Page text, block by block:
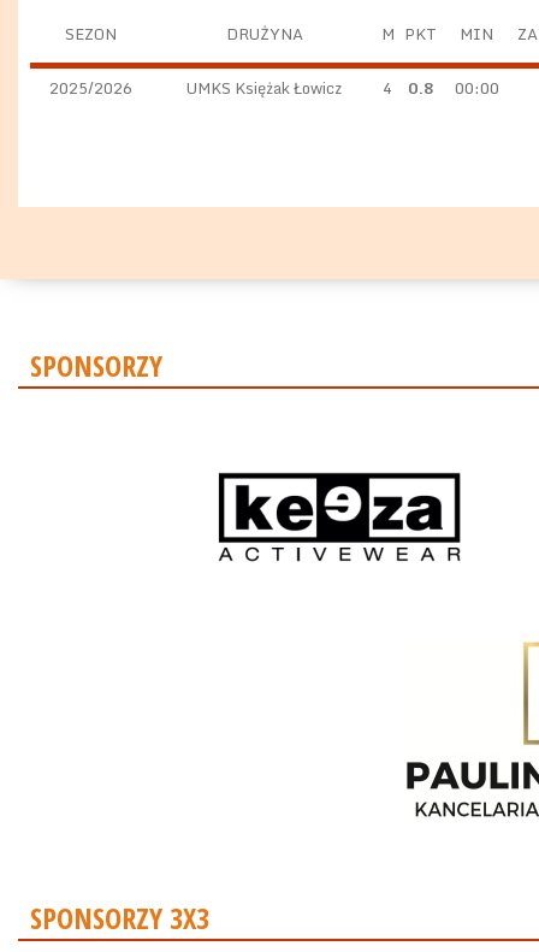
SEZON DRUŻYNA M PKT MIN
2025/2026 UMKS Księżak Łowicz 4 0.8 00:00
SPONSORZY
SPONSORZY 3X3